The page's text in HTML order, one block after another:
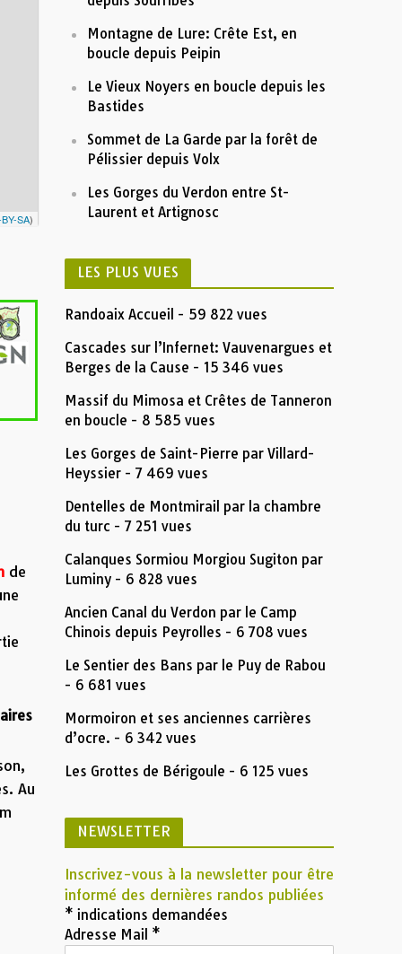
SA)
-200
5
Nom:
Distance:
12,7 km
Altitude minimum: 111 m
Altitude maximum:
Montée cumulée:706 m
Durée:7:47'40"
Description
Insérez votre description formatée ici
de
Au
Montagne de Lure: Crête Est, en
boucle depuis Peipin
Le Vieux Noyers en boucle depuis les
Bastides
Sommet de La Garde par la forêt de
Pélissier depuis Volx
Les Gorges du Verdon entre St-
Laurent et Artignosc
LES PLUS VUES
Randoaix Accueil - 59 822 vues
Cascades sur l’Infernet: Vauvenargues et
Berges de la Cause - 15 346 vues
Massif du Mimosa et Crêtes de Tanneron
en boucle - 8 585 vues
Les Gorges de Saint-Pierre par Villard-
Heyssier - 7 469 vues
Dentelles de Montmirail par la chambre
du turc - 7 251 vues
Calanques Sormiou Morgiou Sugiton par
Luminy - 6 828 vues
Ancien Canal du Verdon par le Camp
Chinois depuis Peyrolles - 6 708 vues
Le Sentier des Bans par le Puy de Rabou
- 6 681 vues
Mormoiron et ses anciennes carrières
d’ocre. - 6 342 vues
Les Grottes de Bérigoule - 6 125 vues
NEWSLETTER
Inscrivez-vous à la newsletter pour être
informé des dernières randos publiées
* indications demandées
Adresse Mail *